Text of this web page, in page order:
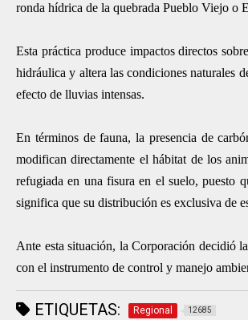
ronda hídrica de la quebrada Pueblo Viejo o
Esta práctica produce impactos directos
hidráulica y altera las condiciones naturales
efecto de lluvias intensas.
En términos de fauna, la presencia de
modifican directamente el hábitat de los
refugiada en una fisura en el suelo, puesto
significa que su distribución es exclusiva de
Ante esta situación, la Corporación decidió
con el instrumento de control y manejo
ETIQUETAS: Regional 12685